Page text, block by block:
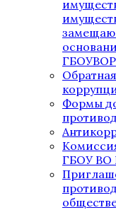
Формы
ГБОУ ВО